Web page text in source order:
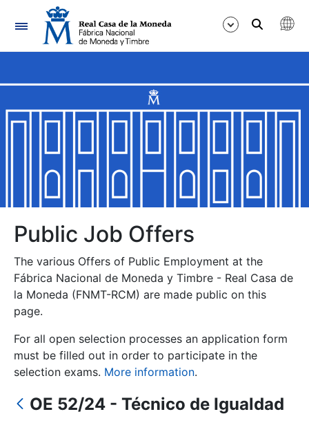
Navigation
Show/Hide
Show/Hide
Show/Hide
Show/Hide
Show/Hide
Public Job Offers
The various Offers of Public Employment at the
Fábrica Nacional de Moneda y Timbre - Real Casa de
la Moneda (FNMT-RCM) are made public on this
page.
For all open selection processes an application form
must be filled out in order to participate in the
selection exams. More information.
OE 52/24 - Técnico de Igualdad